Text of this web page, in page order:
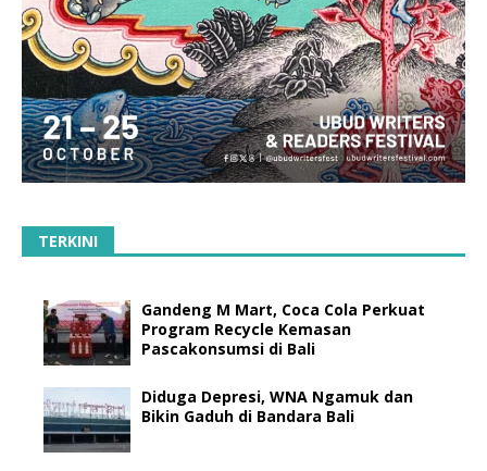
TERKINI
Gandeng M Mart, Coca Cola Perkuat
Program Recycle Kemasan
Pascakonsumsi di Bali
Diduga Depresi, WNA Ngamuk dan
Bikin Gaduh di Bandara Bali